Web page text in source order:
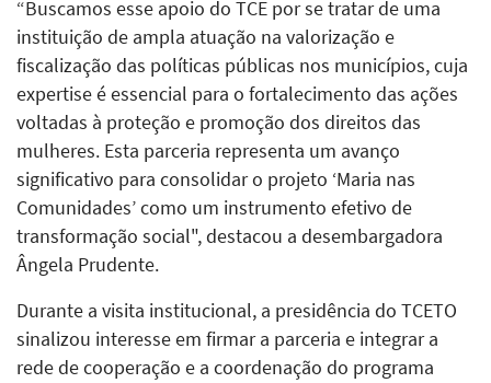
“Buscamos esse apoio do TCE por se tratar de uma
instituição de ampla atuação na valorização e
fiscalização das políticas públicas nos municípios, cuja
expertise é essencial para o fortalecimento das ações
voltadas à proteção e promoção dos direitos das
mulheres. Esta parceria representa um avanço
significativo para consolidar o projeto ‘Maria nas
Comunidades’ como um instrumento efetivo de
transformação social", destacou a desembargadora
Ângela Prudente.
Durante a visita institucional, a presidência do TCETO
sinalizou interesse em firmar a parceria e integrar a
rede de cooperação e a coordenação do programa